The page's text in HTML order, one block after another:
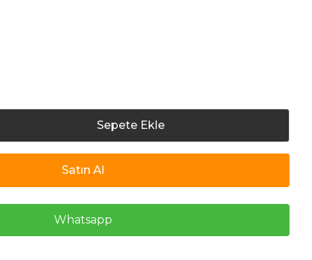
Sepete Ekle
Satın Al
Whatsapp